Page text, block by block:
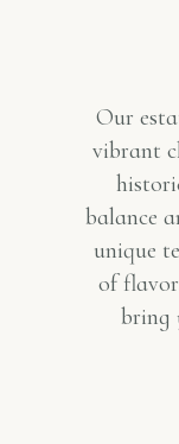
Our
vibrant
balance
unique
of
bring